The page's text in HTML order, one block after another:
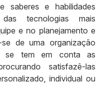
e habilidades
tecnologias mais
e no planejamento e
de uma organização
se tem em conta as
satisfazê-las
individual ou